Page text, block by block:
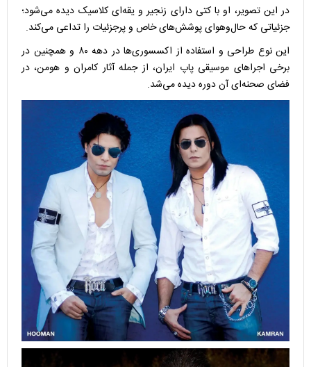
در این تصویر، او با کتی دارای زنجیر و یقه‌ای کلاسیک دیده می‌شود؛
جزئیاتی که حال‌وهوای پوشش‌های خاص و پرجزئیات را تداعی می‌کند.
این نوع طراحی و استفاده از اکسسوری‌ها در دهه ۸۰ و همچنین در
برخی اجراهای موسیقی پاپ ایران، از جمله آثار کامران و هومن، در
فضای صحنه‌ای آن دوره دیده می‌شد.